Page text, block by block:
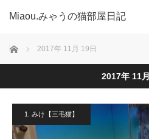
Miaou.みゃうの猫部屋日記
ホーム 2017年 11月 19日
2017年 11
1. みけ【三毛猫】